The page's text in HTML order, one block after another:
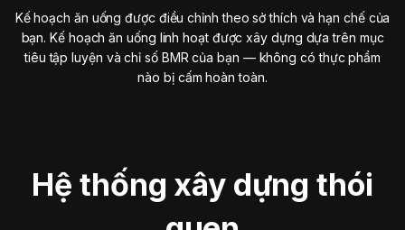
Kế hoạch ăn uống được điều chỉnh theo sở thích và hạn chế của
bạn. Kế hoạch ăn uống linh hoạt được xây dựng dựa trên mục
tiêu tập luyện và chỉ số BMR của bạn — không có thực phẩm
nào bị cấm hoàn toàn.
Hệ thống xây dựng thói